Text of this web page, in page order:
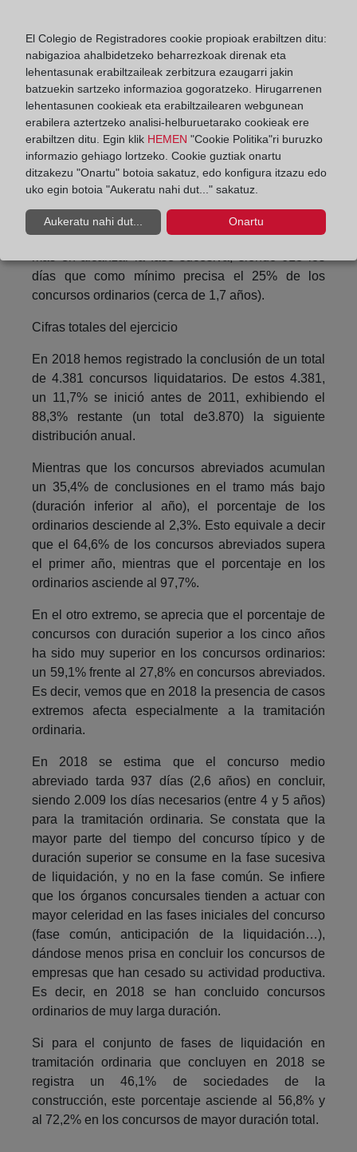
representa un 54,6%, un 7,7% menos. Así, hay una
probabilidad del 45,4% de que el concurso
ordinario requiera más de un año para iniciar la
fase sucesiva. Por su parte, un 20,9% de los
concursos ordinarios tarden 3 o más años en iniciar
la fase sucesiva, siendo un 17,4% el porcentaje
correspondiente a los abreviados. Es decir, en este
segmento de los “3 o más años” la diferencia es
algo más favorable al concurso abreviado (en un
Un 25% de concursos abreviados tarda 536 días o
días que como mínimo precisa el 25% de los
concursos ordinarios (cerca de 1,7 años).
Cifras totales del ejercicio
En 2018 hemos registrado la conclusión de un total
de 4.381 concursos liquidatarios. De estos 4.381,
un 11,7% se inició antes de 2011, exhibiendo el
88,3% restante (un total de3.870) la siguiente
distribución anual.
Mientras que los concursos abreviados acumulan
un 35,4% de conclusiones en el tramo más bajo
(duración inferior al año), el porcentaje de los
ordinarios desciende al 2,3%. Esto equivale a decir
que el 64,6% de los concursos abreviados supera
el primer año, mientras que el porcentaje en los
ordinarios asciende al 97,7%.
En el otro extremo, se aprecia que el porcentaje de
concursos con duración superior a los cinco años
ha sido muy superior en los concursos ordinarios:
un 59,1% frente al 27,8% en concursos abreviados.
Es decir, vemos que en 2018 la presencia de casos
extremos afecta especialmente a la tramitación
ordinaria.
En 2018 se estima que el concurso medio
abreviado tarda 937 días (2,6 años) en concluir,
siendo 2.009 los días necesarios (entre 4 y 5 años)
para la tramitación ordinaria. Se constata que la
mayor parte del tiempo del concurso típico y de
duración superior se consume en la fase sucesiva
de liquidación, y no en la fase común. Se infiere
que los órganos concursales tienden a actuar con
mayor celeridad en las fases iniciales del concurso
(fase común, anticipación de la liquidación…),
dándose menos prisa en concluir los concursos de
empresas que han cesado su actividad productiva.
Es decir, en 2018 se han concluido concursos
ordinarios de muy larga duración.
Si para el conjunto de fases de liquidación en
tramitación ordinaria que concluyen en 2018 se
registra un 46,1% de sociedades de la
construcción, este porcentaje asciende al 56,8% y
al 72,2% en los concursos de mayor duración total.
El Colegio de Registradores cookie propioak erabiltzen ditu:
nabigazioa ahalbidetzeko beharrezkoak direnak eta
lehentasunak erabiltzaileak zerbitzura ezaugarri jakin
batzuekin sartzeko informazioa gogoratzeko. Hirugarrenen
lehentasunen cookieak eta erabiltzailearen webgunean
erabilera aztertzeko analisi-helburuetarako cookieak ere
erabiltzen ditu. Egin klik HEMEN "Cookie Politika"ri buruzko
informazio gehiago lortzeko. Cookie guztiak onartu
ditzakezu "Onartu" botoia sakatuz, edo konfigura itzazu edo
uko egin botoia "Aukeratu nahi dut..." sakatuz.
Aukeratu nahi dut... Onartu